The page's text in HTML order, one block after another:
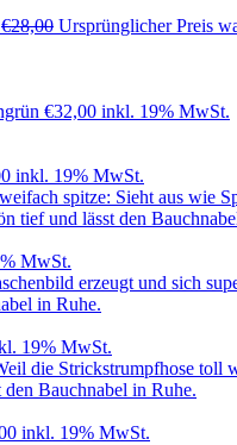
€28,00 Ursprünglicher Preis
€32,00 inkl. 19% MwSt.
inkl. 19% MwSt.
MwSt.
19% MwSt.
inkl. 19% MwSt.